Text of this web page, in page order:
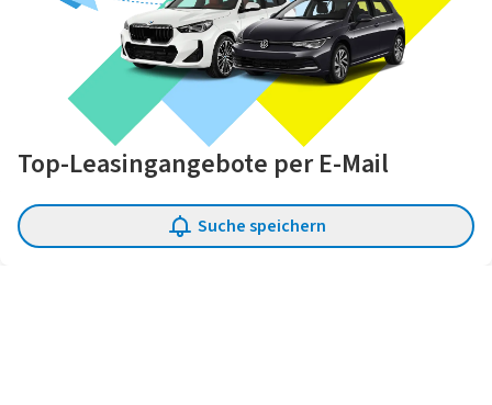
Suche speichern
Top-Leasingangebote per E-Mail
erhalten
Erhalten Sie die neuesten Leasing-Angebote und weitere